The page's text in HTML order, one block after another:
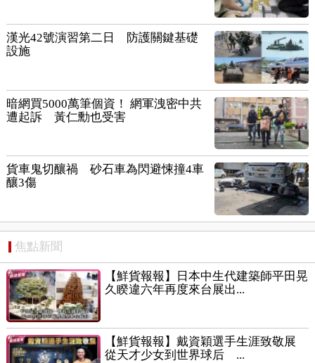
漢光42號演習第二日 防護關鍵基礎
設施
暗網買5000萬筆個資！ 網軍洩密中共
遭起訴 黃仁勳也受害
貨車鬼切釀禍 砂石車為閃避悚撞4車
釀3傷
焦點新聞
【鮮貨報報】日本中生代建築師平田晃
久睽違六年再度來台展出...
【鮮貨報報】戴資穎選手生涯致敬展
從天才少女到世界球后 ...